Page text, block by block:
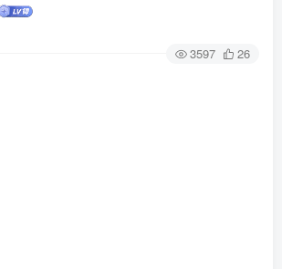
3597 26